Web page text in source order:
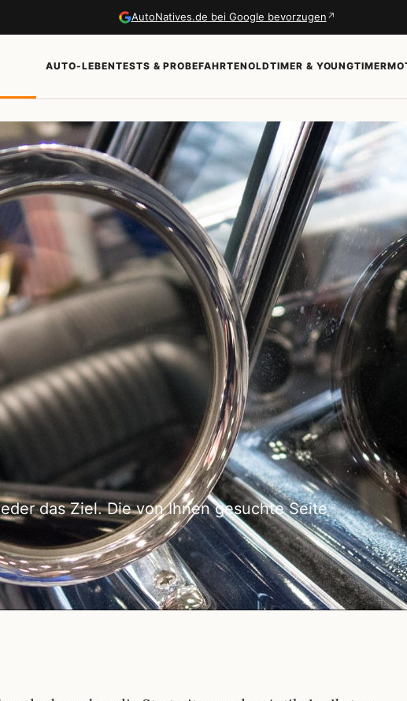
AutoNatives.de bei Google bevorzugen ↗
AUTO-LEBENTESTS & PROBEFAHRTENOLDTIMER & YOUNGTIMER
das Ziel. Die von Ihnen gesuchte Seite